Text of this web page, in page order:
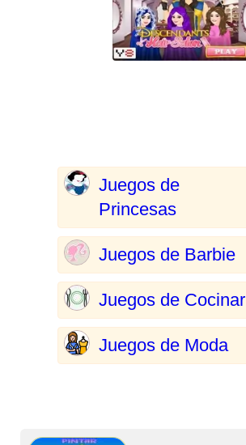
Juegos de
Princesas
Juegos de Barbie
Juegos de Cocinar
Juegos de Moda